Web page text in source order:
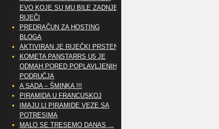
EVO KOJE SU MU BILE ZADNJE
RIJEČI
PREDRAČUN ZA HOSTING
BLOGA
AKTIVIRAN JE RIJEČKI PRSTEN
KOMETA PANSTARRS U5 JE
ODMAH PORED POPLAVLJENIH
PODRUČJA
A SADA – ŠMINKA !!!
PIRAMIDA U FRANCUSKOJ
IMAJU LI PIRAMIDE VEZE SA
POTRESIMA
MALO SE TRESEMO DANAS ,..